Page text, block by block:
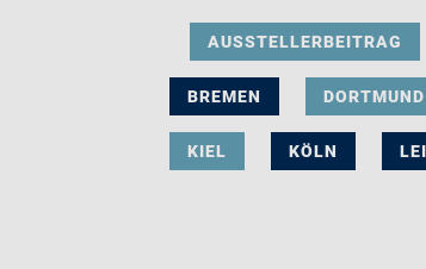
AUSSTELLERBEITRAG
BREMEN DORTMUND
KIEL KÖLN